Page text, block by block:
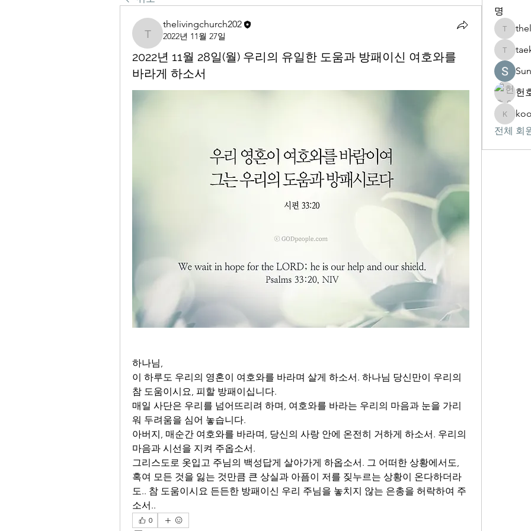
thelivingchurch202
thelivingchurch202
2022년 11월 27일
2022년 11월 28일(월) 우리의 유일한 도움과 방패이신 여호와를
바라게 하소서
하나님,
이 하루도 우리의 영혼이 여호와를 바라며 살게 하소서. 하나님 당신만이 우리의
참 도움이시요, 피할 방패이십니다.
매일 사단은 우리를 넘어뜨리려 하며, 여호와를 바라는 우리의 마음과 눈을 가리
워 두려움을 심어 놓습니다.
아버지, 매순간 여호와를 바라며, 당신의 사랑 안에 온전히 거하게 하소서. 우리의
마음과 시선을 지켜 주옵소서.
그리스도로 옷입고 주님의 백성답게 살아가게 하옵소서. 그 어떠한 상황에서도,
혹여 모든 것을 잃는 것만큼 큰 상실과 아픔이 저를 짖누르는 상황이 온다하더라
도.. 참 도움이시요 든든한 방패이신 우리 주님을 놓치지 않는 은총을 허락하여 주
소서..
0
명
헌
전체 회